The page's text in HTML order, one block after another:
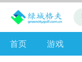
首页 游戏